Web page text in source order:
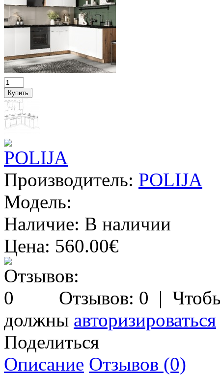
Производитель: POLIJA
Модель:
Наличие: В наличии
Цена: 560.00€
Отзывов: 0 |
должны авторизироваться
Поделиться
Описание Отзывов (0)